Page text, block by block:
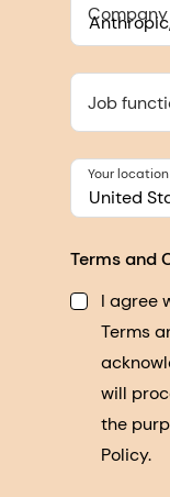
Company
548 Market
Job
United
Your location
Terms and
I agree
Terms
will
the
Policy.